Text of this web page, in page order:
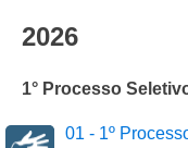
2026
1° Processo
01 - 1º